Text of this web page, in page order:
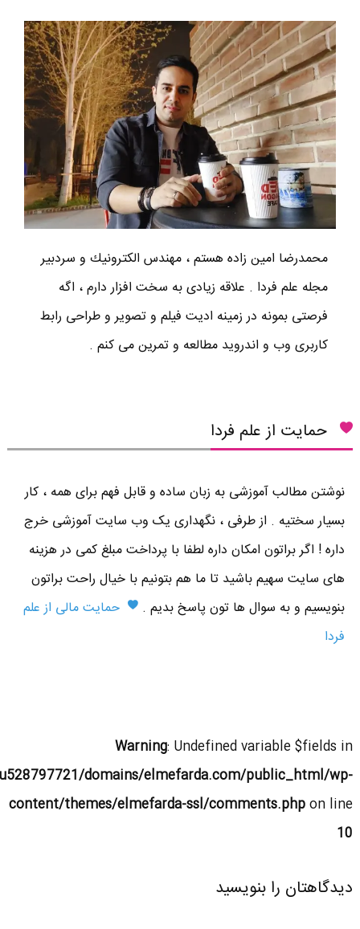
محمدرضا امين زاده هستم ، مهندس الكترونيك و سردبير
مجله علم فردا . علاقه زیادی به سخت افزار دارم ، اگه
فرصتی بمونه در زمینه ادیت فیلم و تصویر و طراحی رابط
کاربری وب و اندروید مطالعه و تمرین می کنم .
حمایت از علم فردا
نوشتن مطالب آموزشی به زبان ساده و قابل فهم برای همه ، کار
بسیار سختیه . از طرفی ، نگهداری یک وب سایت آموزشی خرج
داره ! اگر براتون امکان داره لطفا با پرداخت مبلغ کمی در هزینه
های سایت سهیم باشید تا ما هم بتونیم با خیال راحت براتون
بنویسیم و به سوال ها تون پاسخ بدیم .
حمایت مالی از علم
فردا
Warning: Undefined variable $fields in
domains/elmefarda.com/public_html/wp-
content/themes/elmefarda-ssl/comments.phpon line
10
دیدگاهتان را بنویسید